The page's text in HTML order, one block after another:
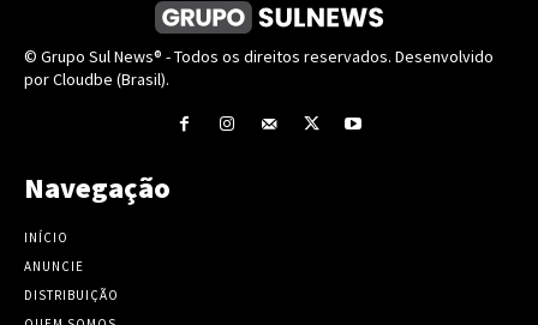
© Grupo Sul News® - Todos os direitos reservados. Desenvolvido
por Cloudbe (Brasil).
Navegação
INÍCIO
ANUNCIE
DISTRIBUIÇÃO